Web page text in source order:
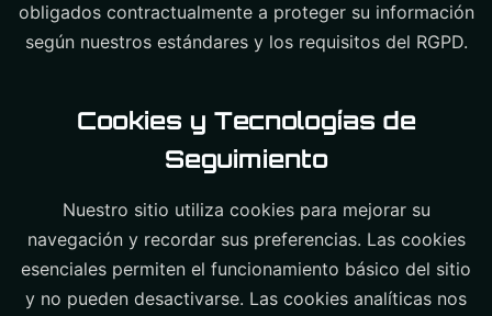
obligados contractualmente a proteger su información
según nuestros estándares y los requisitos del RGPD.
Cookies y Tecnologías de
Seguimiento
Nuestro sitio utiliza cookies para mejorar su
navegación y recordar sus preferencias. Las cookies
esenciales permiten el funcionamiento básico del sitio
y no pueden desactivarse. Las cookies analíticas nos